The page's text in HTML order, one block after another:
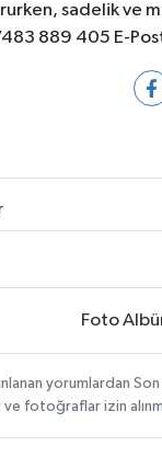
sadelik ve
889 405 E-
Foto
yorumlardan
ve fotoğraflar izin